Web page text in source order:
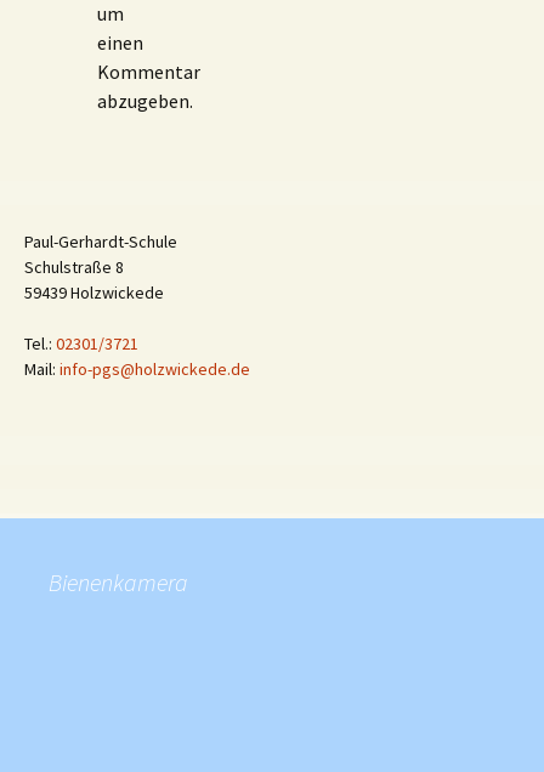
um
einen
Kommentar
abzugeben.
Paul-Gerhardt-Schule
Schulstraße 8
59439 Holzwickede
Tel.: 02301/3721
Mail: info-pgs@holzwickede.de
Bienenkamera